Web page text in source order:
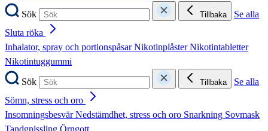
Sök
Tillbaka
Se alla
Sluta röka
Inhalator, spray och portionspåsarNikotinplåsterNikotintabletter
Nikotintuggummi
Sök
Tillbaka
Se alla
Sömn, stress och oro
InsomningsbesvärNedstämdhet, stress och oro Snarkning Sovmask